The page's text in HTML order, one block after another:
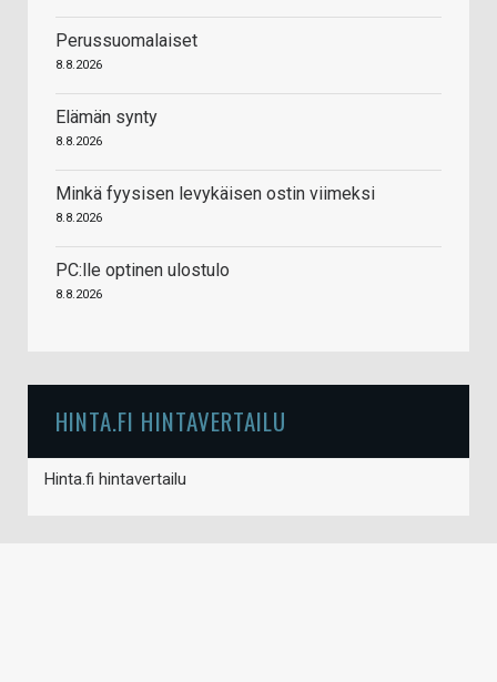
Perussuomalaiset
8.8.2026
Elämän synty
8.8.2026
Minkä fyysisen levykäisen ostin viimeksi
8.8.2026
PC:lle optinen ulostulo
8.8.2026
HINTA.FI HINTAVERTAILU
Hinta.fi hintavertailu